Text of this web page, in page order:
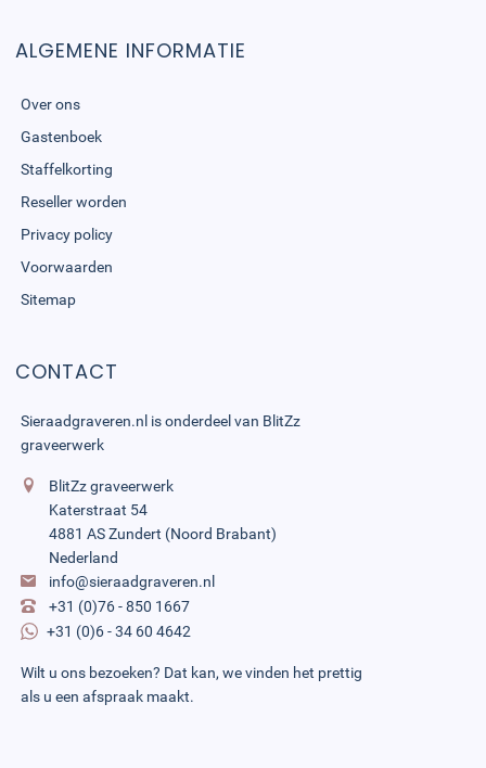
ALGEMENE INFORMATIE
Over ons
Gastenboek
Staffelkorting
Reseller worden
Privacy policy
Voorwaarden
Sitemap
CONTACT
Sieraadgraveren.nl is onderdeel van BlitZz
graveerwerk
BlitZz graveerwerk
Katerstraat 54
4881 AS Zundert (Noord Brabant)
Nederland
info@sieraadgraveren.nl
+31 (0)76 - 850 1667
+31 (0)6 - 34 60 4642
Wilt u ons bezoeken? Dat kan, we vinden het prettig
als u een afspraak maakt.